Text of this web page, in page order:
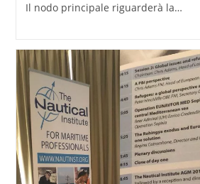
Il nodo principale riguarderà la…